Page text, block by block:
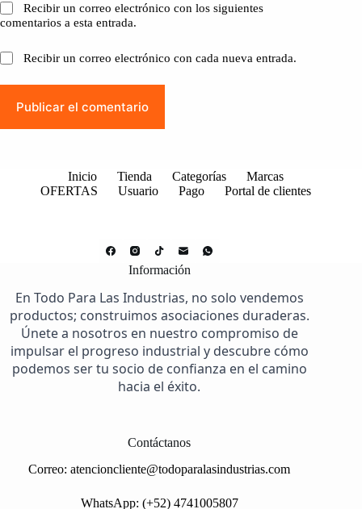
Recibir un correo electrónico con los siguientes
comentarios a esta entrada.
Recibir un correo electrónico con cada nueva entrada.
Publicar el comentario
Inicio Tienda Categorías
Marcas
OFERTAS
Usuario Pago Portal de clientes
Información
En Todo Para Las Industrias, no solo vendemos
productos; construimos asociaciones duraderas.
Únete a nosotros en nuestro compromiso de
impulsar el progreso industrial y descubre cómo
podemos ser tu socio de confianza en el camino
hacia el éxito.
Contáctanos
Correo:atencioncliente@todoparalasindustrias.com
WhatsApp: (+52) 4741005807